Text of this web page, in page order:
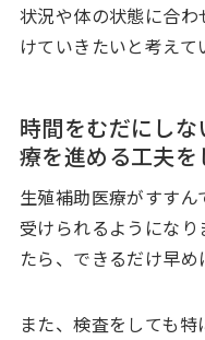
状況や体の状態に合
けていきたいと考えて
時間をむだにし
療を進める工夫を
生殖補助医療がすす
受けられるようにな
たら、できるだけ早め
また、検査をしても